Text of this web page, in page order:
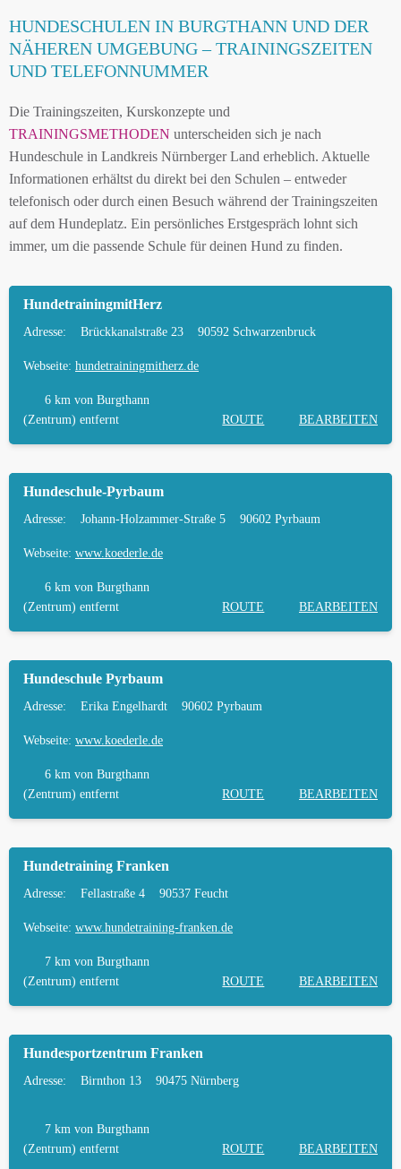
UMGEBUNG
HUNDESCHULEN IN BURGTHANN UND DER
MOBILE HUNDETRAINER IN BURGTHANN
UND UMGEBUNG
BURGTHANN
HUNDEFREUNDLICHE ORTE UND
FREILAUFFLÄCHEN IN BURGTHANN
LANDKREIS NÜRNBERGER LAND – ONLINE-
TEST
HUNDEPLATZ MIETEN FÜR EINEN SICHEREN
HÄUFIGE FRAGEN ZUR HUNDESCHULE IN
TIERARZT UND NOTFALLTIERARZT IN
BURGTHANN
HUNDESCHULEN IN BURGTHANN UND DER
NÄHEREN UMGEBUNG – TRAININGSZEITEN
UND TELEFONNUMMER
Die Trainingszeiten, Kurskonzepte und
TRAININGSMETHODEN unterscheiden sich je nach
Hundeschule in Landkreis Nürnberger Land erheblich. Aktuelle
Informationen erhältst du direkt bei den Schulen – entweder
telefonisch oder durch einen Besuch während der Trainingszeiten
auf dem Hundeplatz. Ein persönliches Erstgespräch lohnt sich
immer, um die passende Schule für deinen Hund zu finden.
HundetrainingmitHerz
Adresse: Brückkanalstraße 23 90592 Schwarzenbruck
Webseite: hundetrainingmitherz.de
6 km von Burgthann
(Zentrum) entfernt
ROUTE BEARBEITEN
Hundeschule-Pyrbaum
Adresse: Johann-Holzammer-Straße 5 90602 Pyrbaum
Webseite: www.koederle.de
6 km von Burgthann
(Zentrum) entfernt
ROUTE BEARBEITEN
Hundeschule Pyrbaum
Adresse: Erika Engelhardt 90602 Pyrbaum
Webseite: www.koederle.de
6 km von Burgthann
(Zentrum) entfernt
ROUTE BEARBEITEN
Hundetraining Franken
Adresse: Fellastraße 4 90537 Feucht
Webseite: www.hundetraining-franken.de
7 km von Burgthann
(Zentrum) entfernt
ROUTE BEARBEITEN
Hundesportzentrum Franken
Adresse: Birnthon 13 90475 Nürnberg
7 km von Burgthann
(Zentrum) entfernt
ROUTE BEARBEITEN